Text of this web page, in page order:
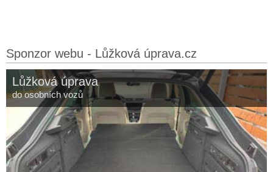
Sponzor webu - Lůžková úprava.cz
Lůžková úprava
do osobních vozů